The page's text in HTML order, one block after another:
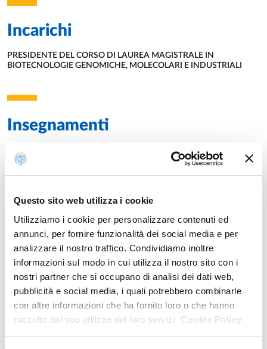
Questo sito web utilizza i cookie
Utilizziamo i cookie per personalizzare contenuti ed
annunci, per fornire funzionalità dei social media e per
analizzare il nostro traffico. Condividiamo inoltre
informazioni sul modo in cui utilizza il nostro sito con i
nostri partner che si occupano di analisi dei dati web,
pubblicità e social media, i quali potrebbero combinarle
con altre informazioni che ha fornito loro o che hanno
raccolto dal suo utilizzo dei loro servizi. Cookie Policy.
Laurea in Scienze Biologiche, indirizzo Biomolecolare
Università degli Studi di Parma
ATTIVITÀ DIDATTICA
Magistrale in Biotecnologie Genomiche, Molecolari e
Ingegneria Proteica e Diagnostica Molecolare (6 CFU),
Industriali
Abilità Informatiche e Bioinformatica (6 CFU), Laurea
2013-2016
Ricercatore (RTD-B)
Università degli Studi di Parma
Sviluppo di nuove piattaforme di ‘drug discovery’ per
screening ‘high throughput’ di inibitori di interazioni
proteina-proteina
Studi di trascrittomica in: linfociti CD8 virus-specifici (virus
dell'influenza e dell'epatite B o C) in pazienti e soggetti sani;
macrofagi umani trattati con diversi stimoli; cellule
Incarichi
PRESIDENTE DEL CORSO DI LAUREA MAGISTRALE IN
BIOTECNOLOGIE GENOMICHE, MOLECOLARI E INDUSTRIALI
Insegnamenti
Anno accademico di erogazione: 2026/2027
BIOINFORMATICA E CHEMOGENOMICA
MOLECOLARI E INDUSTRIALI
Anno: 2°
BIOLOGIA MOLECOLARE E LABORATORIO
INTEGRATO DI BIOTECNOLOGIE III
Laurea inBIOTECNOLOGIE Anno: 2°